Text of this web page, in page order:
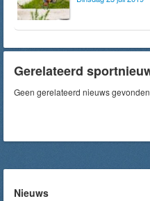
Gerelateerd
Geen gerelateerd nieuws
Nieuws